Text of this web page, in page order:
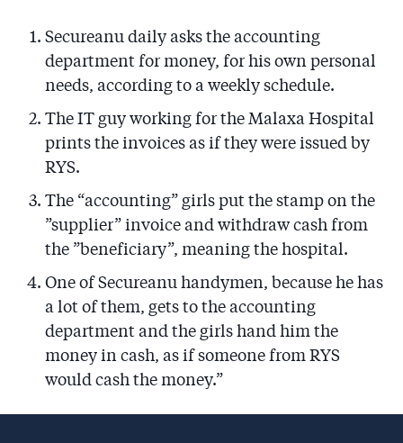
Secureanu daily asks the accounting
department for money, for his own personal
needs, according to a weekly schedule.
The IT guy working for the Malaxa Hospital
prints the invoices as if they were issued by
RYS.
The “accounting” girls put the stamp on the
”supplier” invoice and withdraw cash from
the ”beneficiary”, meaning the hospital.
One of Secureanu handymen, because he has
a lot of them, gets to the accounting
department and the girls hand him the
money in cash, as if someone from RYS
would cash the money.”